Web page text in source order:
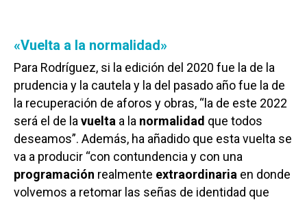
«Vuelta a la normalidad»
Para Rodríguez, si la edición del 2020 fue la de la
prudencia y la cautela y la del pasado año fue la de
la recuperación de aforos y obras, “la de este 2022
será el de lavuelta a la normalidad que todos
deseamos”. Además, ha añadido que esta vuelta se
va a producir “con contundencia y con una
programación realmente extraordinaria en donde
volvemos a retomar las señas de identidad que